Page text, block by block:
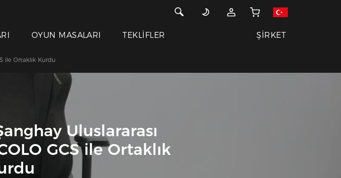
OYUN MASALARI TEKLİFLER ŞİRKET
ile Ortaklık Kurdu
Uluslararası
GCS ile Ortaklık